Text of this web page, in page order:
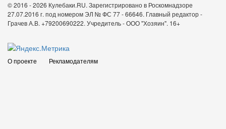
© 2016 - 2026 Кулебаки.RU. Зарегистрировано в Роскомнадзоре
27.07.2016 г. под номером ЭЛ № ФС 77 - 66646. Главный редактор -
Грачев А.В. +79200690222. Учредитель - ООО "Хозяин". 16+
О проекте Рекламодателям